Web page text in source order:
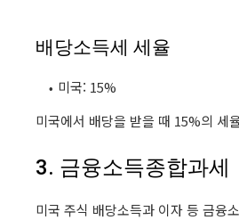
배당소득세 세율
미국: 15%
미국에서 배당을 받을 때 15%의 세
3. 금융소득종합과세
미국 주식 배당소득과 이자 등 금융